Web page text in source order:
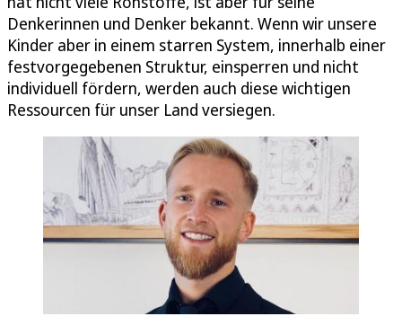
Denkerinnen und Denker bekannt. Wenn wir unsere
Kinder aber in einem starren System, innerhalb einer
festvorgegebenen Struktur, einsperren und nicht
individuell fördern, werden auch diese wichtigen
Ressourcen für unser Land versiegen.